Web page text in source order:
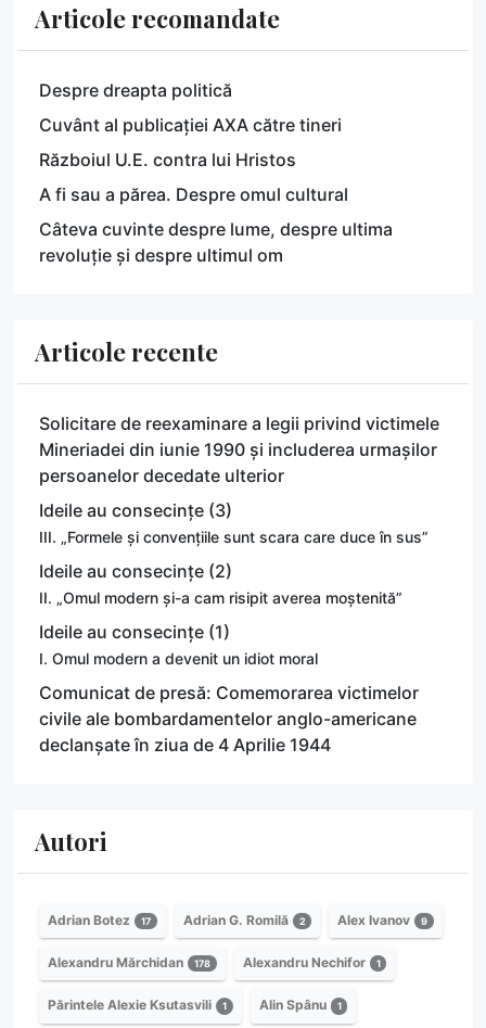
Articole recomandate
Despre dreapta politică
Cuvânt al publicației AXA către tineri
Războiul U.E. contra lui Hristos
A fi sau a părea. Despre omul cultural
Câteva cuvinte despre lume, despre ultima
revoluție și despre ultimul om
Articole recente
Solicitare de reexaminare a legii privind victimele
Mineriadei din iunie 1990 și includerea urmașilor
persoanelor decedate ulterior
Ideile au consecințe (3)
III. „Formele și convențiile sunt scara care duce în sus”
Ideile au consecințe (2)
II. „Omul modern și-a cam risipit averea moștenită”
Ideile au consecințe (1)
I. Omul modern a devenit un idiot moral
Comunicat de presă: Comemorarea victimelor
civile ale bombardamentelor anglo-americane
declanșate în ziua de 4 Aprilie 1944
Autori
Adrian Botez 17 Adrian G. Romilă 2 Alex Ivanov 9
Alexandru Mărchidan 178 Alexandru Nechifor 1
Părintele Alexie Ksutasvili 1 Alin Spânu 1